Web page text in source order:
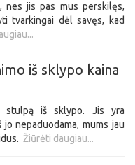
nes jis pas mus perskilęs,
tvarkingai dėl savęs, kad
iš sklypo kaina
stulpą iš sklypo. Jis yra
nepaduodama, mums jau
Žiūrėti daugiau...